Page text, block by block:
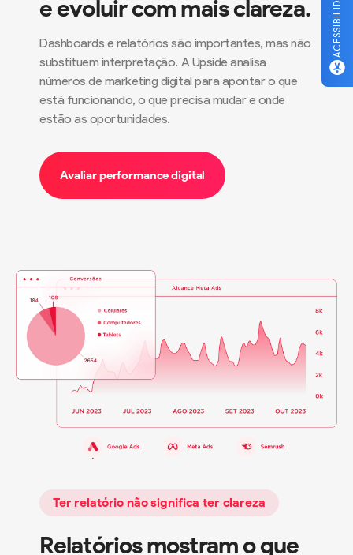
e evoluir com mais clareza.
Dashboards e relatórios são importantes, mas não
substituem interpretação. A Upside analisa
números de marketing digital para apontar o que
está funcionando, o que precisa mudar e onde
estão as oportunidades.
Avaliar performance digital
Ter relatório não significa ter clareza
Relatórios mostram o que
ACESSIBILIDADE